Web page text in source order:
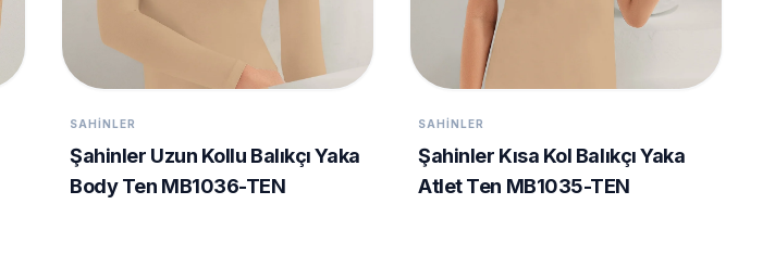
SAHINLER
Şahinler Uzun Kollu Balıkçı Yaka
Body Ten MB1036-TEN
SAHINLER
Şahinler Kısa Kol Balıkçı Yaka
Atlet Ten MB1035-TEN